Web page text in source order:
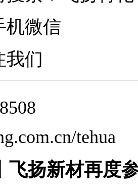
机微信
我们
tehua
飞扬新材再度